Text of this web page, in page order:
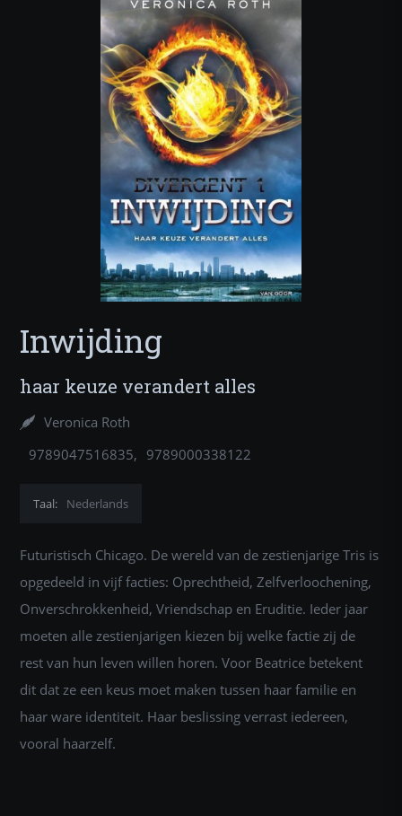
Inwijding
haar keuze verandert alles
Veronica Roth
9789047516835
9789000338122
Taal: Nederlands
Futuristisch Chicago. De wereld van de zestienjarige Tris is
opgedeeld in vijf facties: Oprechtheid, Zelfverloochening,
Onverschrokkenheid, Vriendschap en Eruditie. Ieder jaar
moeten alle zestienjarigen kiezen bij welke factie zij de
rest van hun leven willen horen. Voor Beatrice betekent
dit dat ze een keus moet maken tussen haar familie en
haar ware identiteit. Haar beslissing verrast iedereen,
vooral haarzelf.